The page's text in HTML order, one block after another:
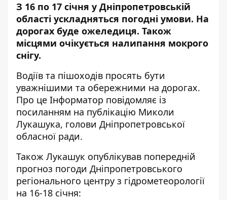
З 16 по 17 січня у Дніпропетровській
області ускладняться погодні умови. На
дорогах буде ожеледиця. Також
місцями очікується налипання мокрого
снігу.
Водіїв та пішоходів просять бути
уважнішими та обережними на дорогах.
Про це Інформатор повідомляє із
посиланням на публікацію Миколи
Лукашука, голови Дніпропетровської
обласної ради.
Також Лукашук опублікував попередній
прогноз погоди Дніпропетровського
регіонального центру з гідрометеорології
на 16-18 січня: